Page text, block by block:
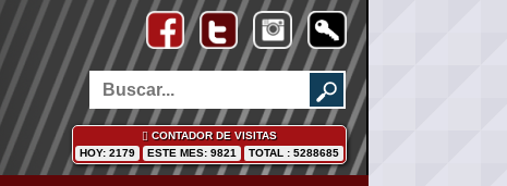
CONTADOR DE VISITAS
HOY: 2179
ESTE MES: 9821 TOTAL : 5288685